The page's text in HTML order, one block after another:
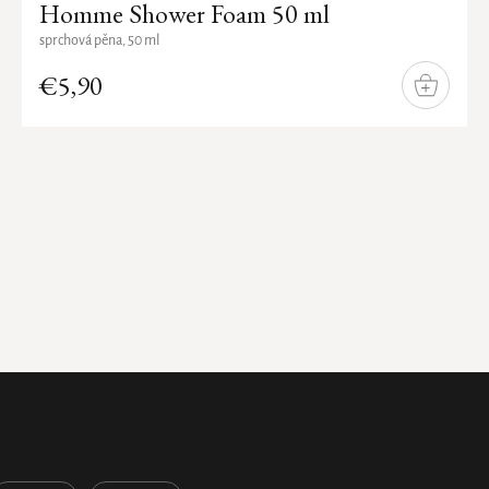
Homme Shower Foam 50 ml
€5,90
DO
KOŠÍKA
sprchová pěna, 50 ml